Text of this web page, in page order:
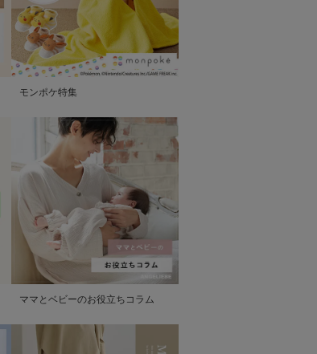
モンポケ特集
ママとベビーのお役立ちコラム